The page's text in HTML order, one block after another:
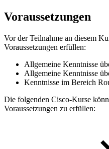
Voraussetzungen
Vor der Teilnahme an diesem
Voraussetzungen erfüllen:
Allgemeine Kenntnisse
Allgemeine Kenntnisse
Kenntnisse im Bereich
Die folgenden Cisco-Kurse
Voraussetzungen zu erfüllen: